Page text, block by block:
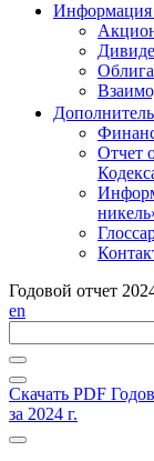
Информация
Отчет
Годовой отчет
en
Скачать PDF
за 2024 г.